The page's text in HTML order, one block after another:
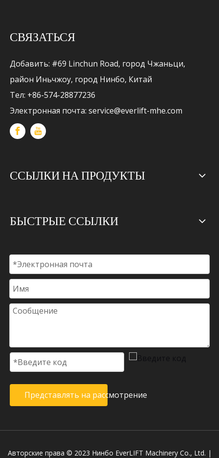
СВЯЗАТЬСЯ
Добавить: #69 Linchun Road, город Чжаньци,
район Иньчжоу, город Нинбо, Китай
Тел: +86-574-28877236
Электронная почта: service@everlift-mhe.com
ССЫЛКИ НА ПРОДУКТЫ
БЫСТРЫЕ ССЫЛКИ
Представлять на рассмотрение
Авторские права © 2023 Нинбо EverLIFT Machinery Co., Ltd. |